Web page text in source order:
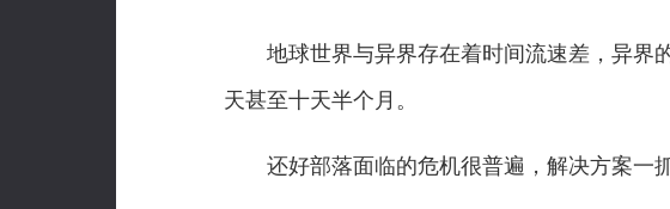
地球世界与异界存在着时间流速差，异界
天甚至十天半个月。
还好部落面临的危机很普遍，解决方案一抓